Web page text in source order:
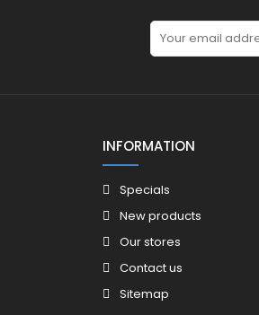
INFORMATION
Specials
New products
Our stores
Contact us
Sitemap